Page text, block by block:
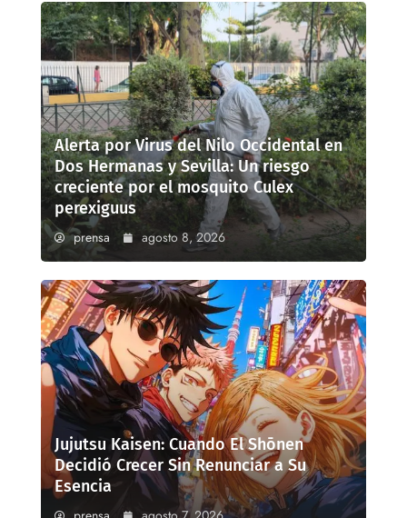
Alerta por Virus del Nilo Occidental en
Dos Hermanas y Sevilla: Un riesgo
creciente por el mosquito Culex
perexiguus
prensa agosto 8, 2026
Jujutsu Kaisen: Cuando El Shōnen
Decidió Crecer Sin Renunciar a Su
Esencia